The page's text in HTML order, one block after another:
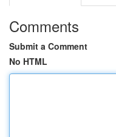
Comments
Submit a Comment
No HTML